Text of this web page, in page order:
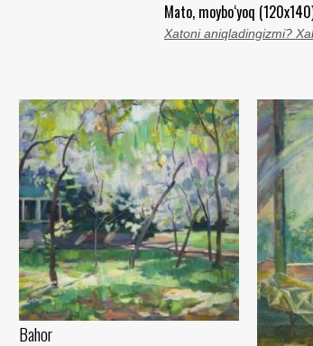
Mato, moybo‘yoq
Xatoni aniqladingizmi?
Bahor